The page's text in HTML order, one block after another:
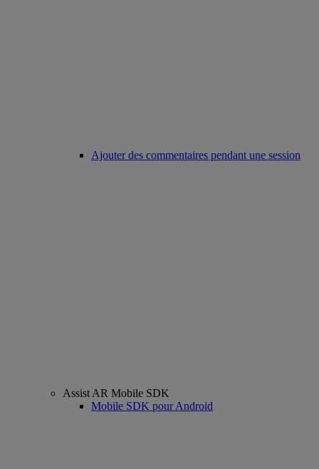
Ajouter des commentaires pendant une session
Assist AR Mobile SDK
Mobile SDK pour Android